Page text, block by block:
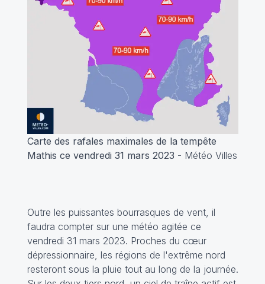
Carte des rafales maximales de la tempête
Mathis ce vendredi 31 mars 2023 - Météo Villes
Outre les puissantes bourrasques de vent, il
faudra compter sur une météo agitée ce
vendredi 31 mars 2023. Proches du cœur
dépressionnaire, les régions de l'extrême nord
resteront sous la pluie tout au long de la journée.